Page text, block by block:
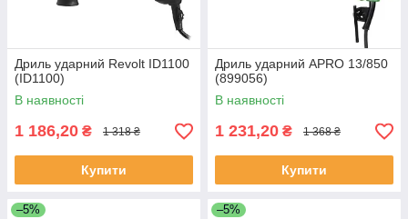
Дриль ударний Revolt ID1100
(ID1100)
В наявності
1 186,20 ₴ 1 318 ₴
Купити
Дриль ударний APRO 13/850
(899056)
В наявності
1 231,20 ₴ 1 368 ₴
Купити
–5% –5%